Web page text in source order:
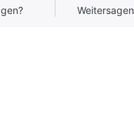
Weitersagen